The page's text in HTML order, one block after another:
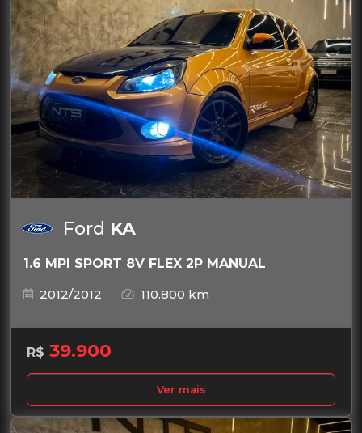
Ford KA
1.6 MPI SPORT 8V FLEX 2P MANUAL
2012/2012
110.800 km
R$ 39.900
Ver mais